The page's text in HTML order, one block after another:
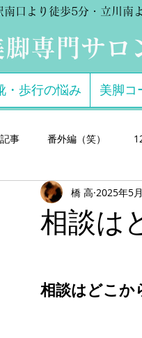
南口より徒歩5分・立川南
脚専門サ
・歩行の悩み 美脚コ
事 番外編（笑）
芸能関係のお客様体験談
相談は
橋 高 2025年5
相談はどこか